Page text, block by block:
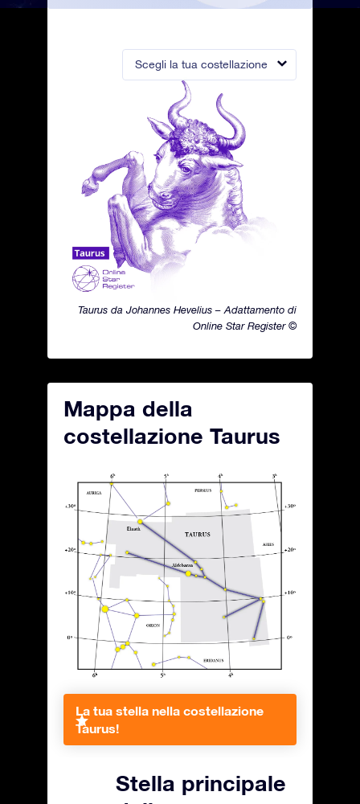
Scegli la tua costellazione
Taurus da Johannes Hevelius – Adattamento di
Online Star Register ©
Mappa della
costellazione Taurus
La tua stella nella costellazione
Taurus!
Stella principale